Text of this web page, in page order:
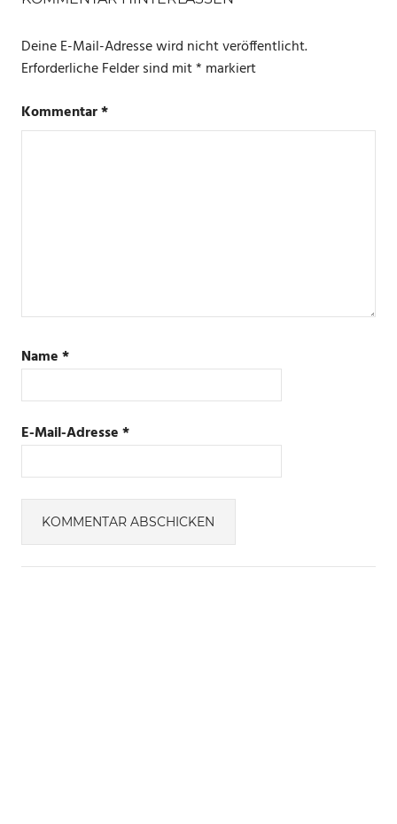
YOUTUBE
Deine E-Mail-Adresse wird nicht veröffentlicht.
Erforderliche Felder sind mit* markiert
Kommentar*
Name*
E-Mail-Adresse*